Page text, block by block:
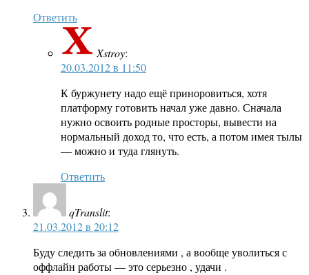
Ответить
Xstroy:
20.03.2012 в 11:50
К буржунету надо ещё приноровиться, хотя
платформу готовить начал уже давно. Сначала
нужно освоить родные просторы, вывести на
нормальный доход то, что есть, а потом имея тылы
— можно и туда глянуть.
Ответить
qTranslit:
21.03.2012 в 20:12
Буду следить за обновлениями , а вообще уволиться с
оффлайн работы — это серьезно , удачи .